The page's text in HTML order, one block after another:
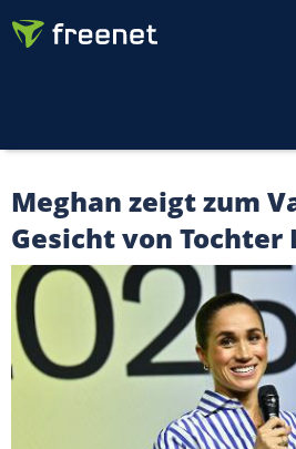
Meghan zeigt zum
Gesicht von